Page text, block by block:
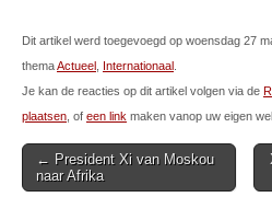
Dit artikel werd toegevoegd op woensdag 27
themaActueel Internationaal
Je kan de reacties op dit artikel volgen via de
plaatsen , of een link maken vanop uw eigen
Post
navigation
← President Xi van Moskou
naar Afrika